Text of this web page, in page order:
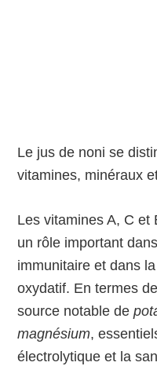
Le jus de noni se
vitamines, minéraux
Les vitamines A, C et
un rôle important
immunitaire et dans
oxydatif. En termes
source notable de
magnésium,
électrolytique et la